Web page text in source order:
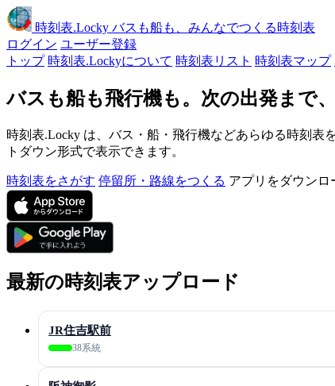
時刻表.Locky バスも船も、みんなでつくる時刻表
ログイン ユーザー登録
トップ 時刻表.Lockyについて 時刻表リスト 時刻表マップ
バスも船も飛行機も。次の出発まで
時刻表.Locky は、バス・船・飛行機などあらゆる時刻表
トダウン形式で表示できます。
時刻表をさがす 停留所・路線をつくる アプリをダウンロ
最新の時刻表アップロード
JR住吉駅前
38系統